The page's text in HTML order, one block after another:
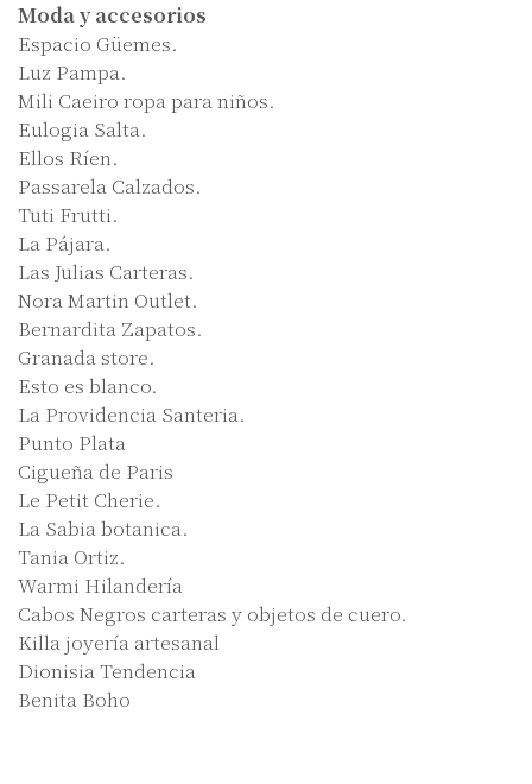
Moda y accesorios
Espacio Güemes.
Luz Pampa.
Mili Caeiro ropa para niños.
Eulogia Salta.
Ellos Ríen.
Passarela Calzados.
Tuti Frutti.
La Pájara.
Las Julias Carteras.
Nora Martin Outlet.
Bernardita Zapatos.
Granada store.
Esto es blanco.
La Providencia Santeria.
Punto Plata
Cigueña de Paris
Le Petit Cherie.
La Sabia botanica.
Tania Ortiz.
Warmi Hilandería
Cabos Negros carteras y objetos de cuero.
Killa joyería artesanal
Dionisia Tendencia
Benita Boho